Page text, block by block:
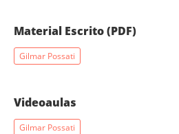
Material Escrito (PDF)
Gilmar Possati
Videoaulas
Gilmar Possati